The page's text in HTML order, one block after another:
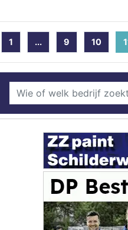
1 ... 9 10